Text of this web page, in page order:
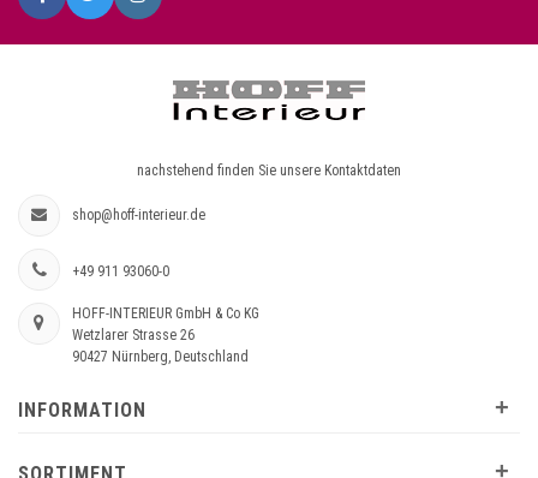
nachstehend finden Sie unsere Kontaktdaten
shop@hoff-interieur.de
+49 911 93060-0
HOFF-INTERIEUR GmbH & Co KG
Wetzlarer Strasse 26
90427 Nürnberg, Deutschland
INFORMATION +
+